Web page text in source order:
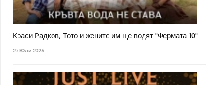
Краси Радков, Тото и жените им ще водят "Фермата 10"
27 Юли 2026